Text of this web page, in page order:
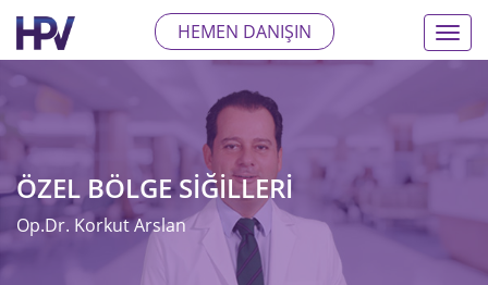
HEMEN DANIŞIN
ÖZEL BÖLGE SIĞILLERI
Op.Dr. Korkut Arslan